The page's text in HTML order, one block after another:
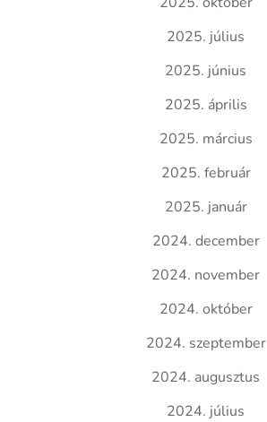
2025. július
2025. június
2025. április
2025. március
2025. február
2025. január
2024. december
2024. november
2024. október
2024. szeptember
2024. augusztus
2024. július